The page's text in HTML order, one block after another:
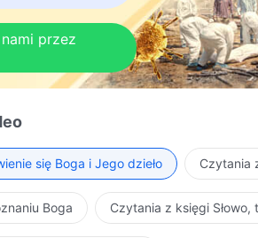
przez
się Boga i Jego dzieło Czytania
Boga Czytania z księgi